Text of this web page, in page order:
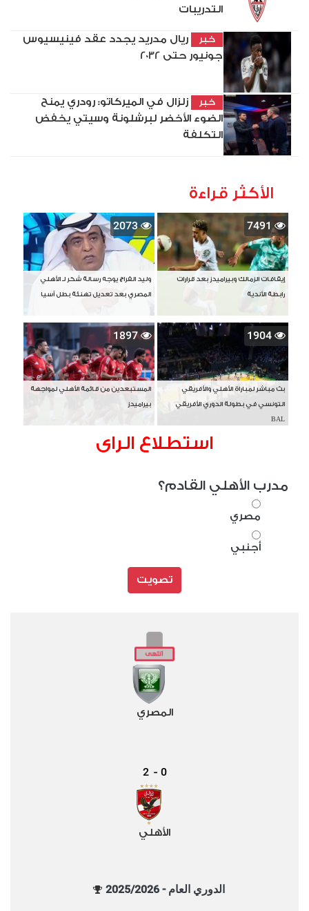
التدريبات
خبر
ريال مدريد يجدد عقد فينيسيوس
جونيور حتى 2032
خبر
زلزال في الميركاتو: رودري يمنح
الضوء الأخضر لبرشلونة وسيتي يخفض
التكلفة
الأكثر قراءة
7491
إيقافات الزمالك وبيراميدز بعد قرارات
رابطة الأندية
2073
وليد الفراج يوجه رسالة شكر لـ الأهلي
المصري بعد تعديل تهنئة بطل آسيا
1904
بث مباشر لمباراة الأهلي والأفريقي
التونسي في بطولة الدوري الأفريقي
BAL
1897
المستبعدين من قائمة الأهلي لمواجهة
بيراميدز
استطلاع الراى
مدرب الأهلي القادم؟
مصري
أجنبي
تصويت
المصري
0
-
2
الأهلي
الدوري العام - 2025/2026